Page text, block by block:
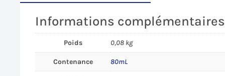
Informations complémentaires
Poids 0,08 kg
Contenance 80mL